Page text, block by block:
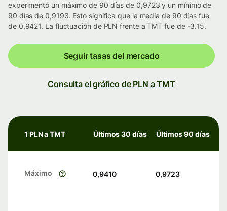
experimentó un máximo de 90 días de 0,9723 y un mínimo de
90 días de 0,9193. Esto significa que la media de 90 días fue
de 0,9421. La fluctuación de PLN frente a TMT fue de -3.15.
Seguir tasas del mercado
Consulta el gráfico de PLN a TMT
1 PLN a TMT Últimos 30 días Últimos 90 días
Máximo 0,9410 0,9723